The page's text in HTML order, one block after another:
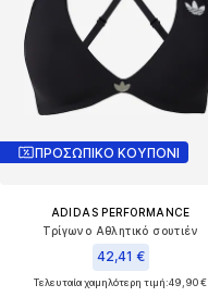
ΠΡΟΣΩΠΙΚΟ ΚΟΥΠΟΝΙ
ADIDAS PERFORMANCE
Τρίγωνο Αθλητικό σουτιέν
42,41 €
Τελευταία χαμηλότερη τιμή:49,90 €